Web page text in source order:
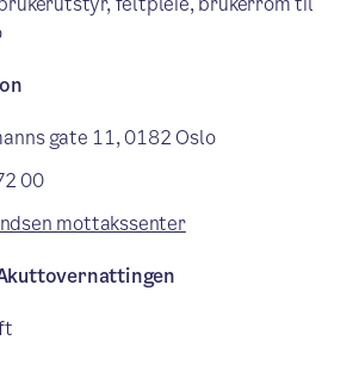
gate 11, 0182 Oslo
00
mottakssenter